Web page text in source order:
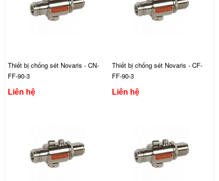
Thiết bị chống sét Novaris - CN-
FF-90-3
Liên hệ
Thiết bị chống sét Novaris - CF-
FF-90-3
Liên hệ